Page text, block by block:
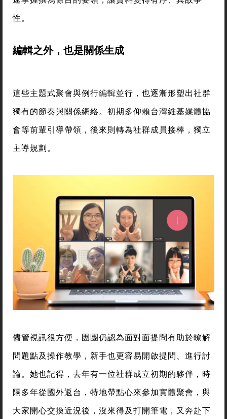
性。
編輯之外，也是關係生成
這些主題式聚會與例行編輯並行，也逐漸形塑出社群
獨有的節奏與關係網絡。初期多仰賴台灣維基媒體協
會等前輩引導帶領，後來則轉為社群成員接棒，獨立
主導規劃。
儘管視訊很方便，團團仍認為面對面提問有助於瞭解
問題點及操作教學，新手也更容易開啟提問、進行討
論。她也記得，去年有一位社群成立初期的夥伴，時
隔多年從國外返台，特地帶點心來參加實體聚會，與
大家開心交換近況後，沒來得及打開筆電，又奔赴下